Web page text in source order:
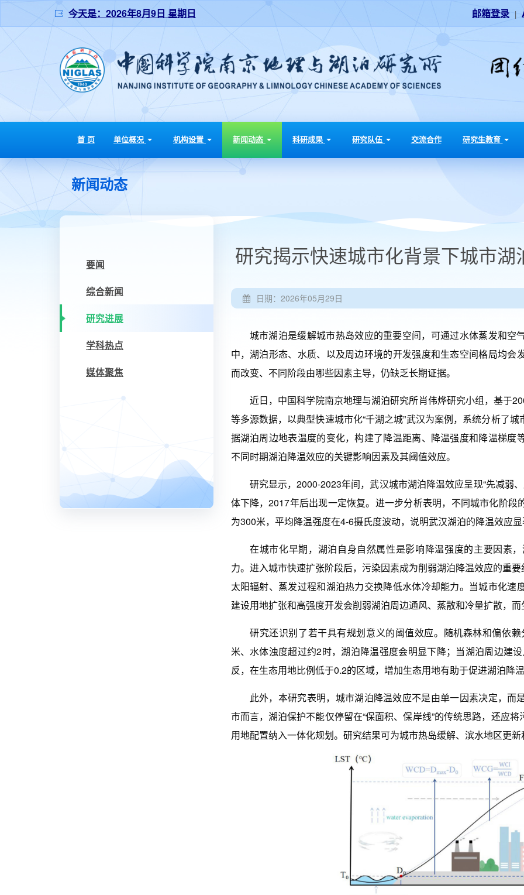
今天是： 2026年8月9日 星期日 邮箱登录 |
首 页 单位概况 机构设置 新闻动态 科研成果 研究队伍 交流合作 研究生教育
新闻动态
要闻
综合新闻
研究进展
学科热点
媒体聚焦
研究揭示快速城市化背景下城市
日期：2026年05月29日
城市湖泊是缓解城市热岛效应的重要空间，可通过水体蒸发和空
中，湖泊形态、水质、以及周边环境的开发强度和生态空间格局均
而改变、不同阶段由哪些因素主导，仍缺乏长期证据。
近日，中国科学院南京地理与湖泊研究所肖伟烨研究小组，基于
等多源数据，以典型快速城市化“千湖之城”武汉为案例，系统分析了
据湖泊周边地表温度的变化，构建了降温距离、降温强度和降温梯
不同时期湖泊降温效应的关键影响因素及其阈值效应。
研究显示，2000-2023年间，武汉城市湖泊降温效应呈现“先减弱
体下降，2017年后出现一定恢复。进一步分析表明，不同城市化阶
为300米，平均降温强度在4-6摄氏度波动，说明武汉湖泊的降温效应
在城市化早期，湖泊自身自然属性是影响降温强度的主要因素
力。进入城市快速扩张阶段后，污染因素成为削弱湖泊降温效应的重
太阳辐射、蒸发过程和湖泊热力交换降低水体冷却能力。当城市化
建设用地扩张和高强度开发会削弱湖泊周边通风、蒸散和冷量扩散，
研究还识别了若干具有规划意义的阈值效应。随机森林和偏依赖
米、水体浊度超过约2时，湖泊降温强度会明显下降；当湖泊周边建
反，在生态用地比例低于0.2的区域，增加生态用地有助于促进湖泊降
此外，本研究表明，城市湖泊降温效应不是由单一因素决定，而
市而言，湖泊保护不能仅停留在“保面积、保岸线”的传统思路，还应
用地配置纳入一体化规划。研究结果可为城市热岛缓解、滨水地区更